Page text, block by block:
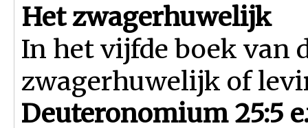
Het zwagerhuwelijk
In het vijfde boek van
zwagerhuwelijk of
Deuteronomium 25:5